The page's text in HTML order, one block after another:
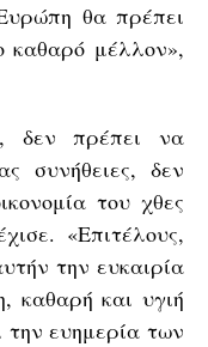
θα πρέπει
καθαρό μέλλον»,
δεν πρέπει να
συνήθειες, δεν
του χθες
«Επιτέλους,
την ευκαιρία
καθαρή και υγιή
την ευημερία των